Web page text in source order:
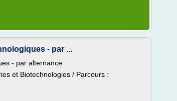
- par ...
- par alternance
et Biotechnologies / Parcours :